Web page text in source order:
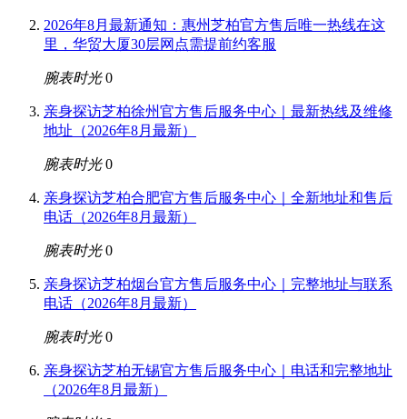
2026年8月最新通知：惠州芝柏官方售后唯一热线在这
里，华贸大厦30层网点需提前约客服
腕表时光 0
亲身探访芝柏徐州官方售后服务中心｜最新热线及维修
地址（2026年8月最新）
腕表时光 0
亲身探访芝柏合肥官方售后服务中心｜全新地址和售后
电话（2026年8月最新）
腕表时光 0
亲身探访芝柏烟台官方售后服务中心｜完整地址与联系
电话（2026年8月最新）
腕表时光 0
亲身探访芝柏无锡官方售后服务中心｜电话和完整地址
（2026年8月最新）